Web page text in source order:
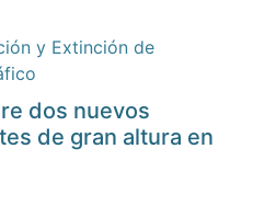
y Extinción de
dos nuevos
de gran altura en